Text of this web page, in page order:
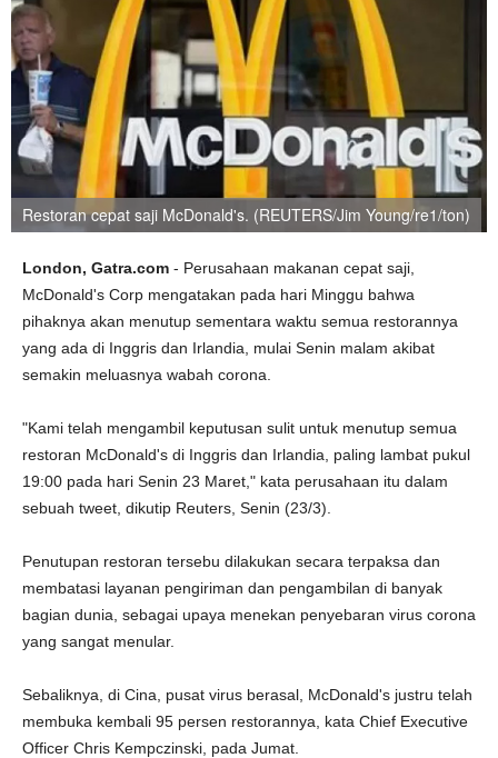
Restoran cepat saji McDonald's. (REUTERS/Jim Young/re1/ton)
London, Gatra.com - Perusahaan makanan cepat saji,
McDonald's Corp mengatakan pada hari Minggu bahwa
pihaknya akan menutup sementara waktu semua restorannya
yang ada di Inggris dan Irlandia, mulai Senin malam akibat
semakin meluasnya wabah corona.
"Kami telah mengambil keputusan sulit untuk menutup semua
restoran McDonald's di Inggris dan Irlandia, paling lambat pukul
19:00 pada hari Senin 23 Maret," kata perusahaan itu dalam
sebuah tweet, dikutip Reuters, Senin (23/3).
Penutupan restoran tersebu dilakukan secara terpaksa dan
membatasi layanan pengiriman dan pengambilan di banyak
bagian dunia, sebagai upaya menekan penyebaran virus corona
yang sangat menular.
Sebaliknya, di Cina, pusat virus berasal, McDonald's justru telah
membuka kembali 95 persen restorannya, kata Chief Executive
Officer Chris Kempczinski, pada Jumat.